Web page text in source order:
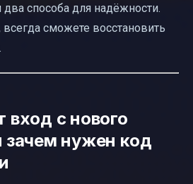
способа для надёжности.
всегда сможете восстановить
вход с нового
зачем нужен код